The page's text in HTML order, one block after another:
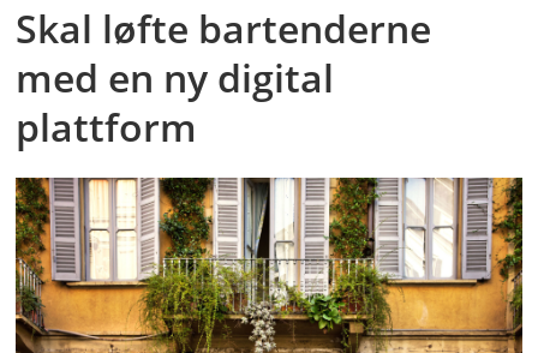
Skal løfte bartenderne
med en ny digital
plattform